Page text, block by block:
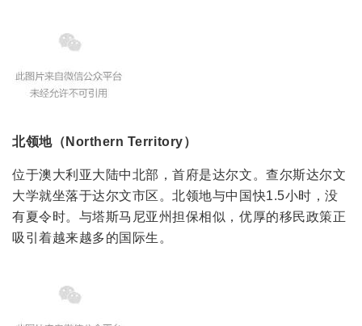
北领地（Northern Territory）
位于澳大利亚大陆中北部，首府是达尔文。查尔斯达尔文
大学就坐落于达尔文市区。北领地与中国快1.5小时，没
有夏令时。与塔斯马尼亚州担保相似，优厚的移民政策正
吸引着越来越多的国际生。